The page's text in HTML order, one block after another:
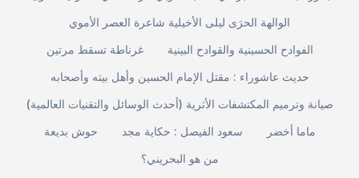
الوالهة الحرَى ليلى الأخيلية شاعرة العصر الأموي
غرناطة تسقط مرتين
الفوادح الحسينية والقوادح البينية
حديث عاشوراء : مقتل الإمام الحسين وأهل بيته وأصحابه
صيانة وترميم المكتشفات الأثرية (أحدث الوسائل والتقنيات العالمية)
حوش بديعة
سعود الفيصل : حكاية مجد
ماما أخضر
من هو البحريني؟